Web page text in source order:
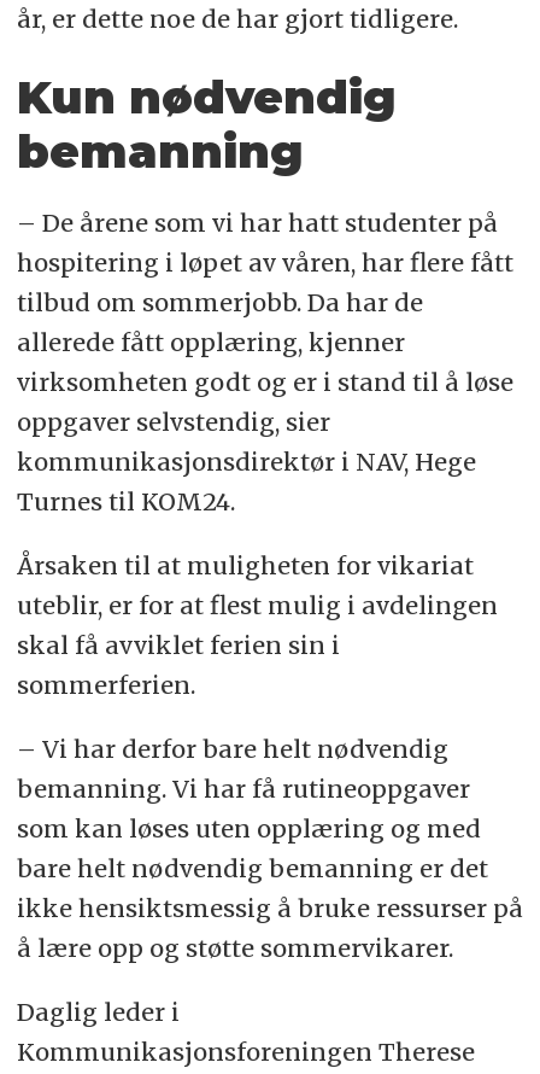
år, er dette noe de har gjort tidligere.
Kun nødvendig
bemanning
– De årene som vi har hatt studenter på
hospitering i løpet av våren, har flere fått
tilbud om sommerjobb. Da har de
allerede fått opplæring, kjenner
virksomheten godt og er i stand til å løse
oppgaver selvstendig, sier
kommunikasjonsdirektør i NAV, Hege
Turnes til KOM24.
Årsaken til at muligheten for vikariat
uteblir, er for at flest mulig i avdelingen
skal få avviklet ferien sin i
sommerferien.
– Vi har derfor bare helt nødvendig
bemanning. Vi har få rutineoppgaver
som kan løses uten opplæring og med
bare helt nødvendig bemanning er det
ikke hensiktsmessig å bruke ressurser på
å lære opp og støtte sommervikarer.
Daglig leder i
Kommunikasjonsforeningen Therese